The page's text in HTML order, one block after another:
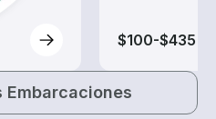
$100-$435
Embarcaciones